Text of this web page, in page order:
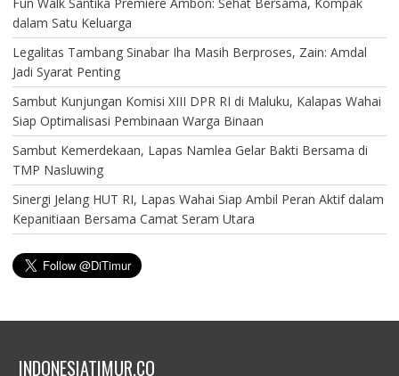
dalam Satu Keluarga
Legalitas Tambang Sinabar Iha Masih Berproses, Zain: Amdal
Jadi Syarat Penting
Sambut Kunjungan Komisi XIII DPR RI di Maluku, Kalapas Wahai
Siap Optimalisasi Pembinaan Warga Binaan
Sambut Kemerdekaan, Lapas Namlea Gelar Bakti Bersama di
TMP Nasluwing
Sinergi Jelang HUT RI, Lapas Wahai Siap Ambil Peran Aktif dalam
Kepanitiaan Bersama Camat Seram Utara
INDONESIATIMUR.CO